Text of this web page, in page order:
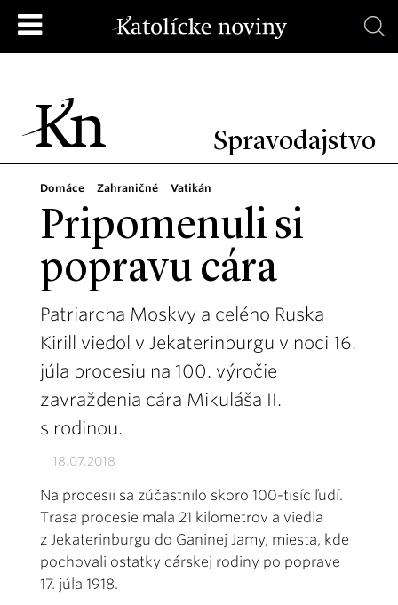
Spravodajstvo
Domáce Zahraničné Vatikán
Pripomenuli si
popravu cára
Patriarcha Moskvy a celého Ruska
Kirill viedol v Jekaterinburgu v noci 16.
júla procesiu na 100. výročie
zavraždenia cára Mikuláša II.
s rodinou.
18.07.2018
Na procesii sa zúčastnilo skoro 100-tisíc ľudí.
Trasa procesie mala 21 kilometrov a viedla
z Jekaterinburgu do Ganinej Jamy, miesta, kde
pochovali ostatky cárskej rodiny po poprave
17. júla 1918.